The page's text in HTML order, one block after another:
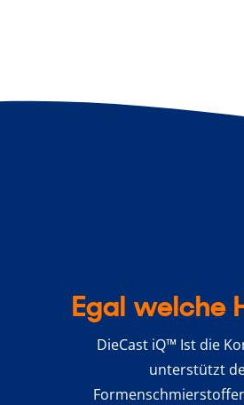
Egal welche
DieCast iQ™ Ist die
unterstützt